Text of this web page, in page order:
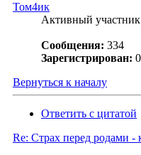
Том4ик
Активный участник
Сообщения: 334
Зарегистрирован:
Вернуться к началу
Ответить с цитатой
Re: Страх перед родами -